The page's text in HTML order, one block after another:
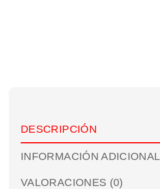
DESCRIPCIÓN
INFORMACIÓN ADICIONAL
VALORACIONES (0)